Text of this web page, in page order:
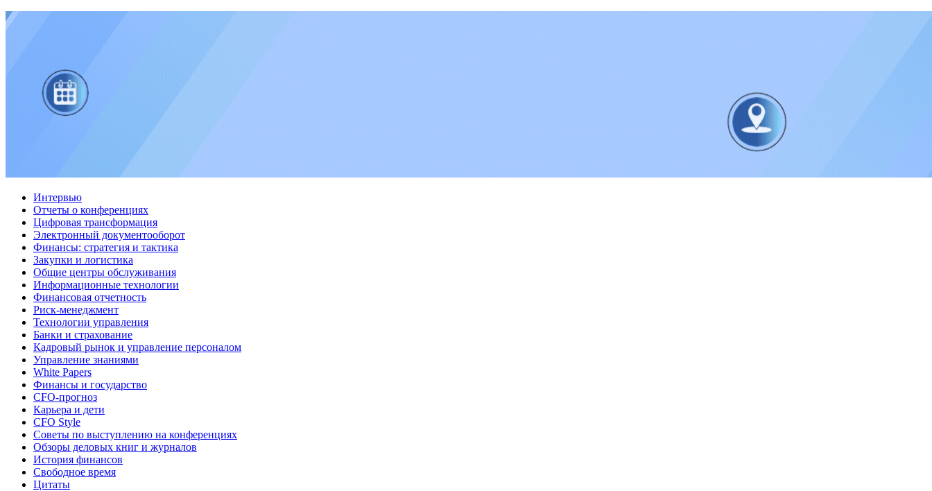
Интервью
Отчеты о конференциях
Цифровая трансформация
Электронный документооборот
Финансы: стратегия и тактика
Закупки и логистика
Общие центры обслуживания
Информационные технологии
Финансовая отчетность
Риск-менеджмент
Технологии управления
Банки и страхование
Кадровый рынок и управление персоналом
Управление знаниями
White Papers
Финансы и государство
CFO-прогноз
Карьера и дети
CFO Style
Советы по выступлению на конференциях
Обзоры деловых книг и журналов
История финансов
Свободное время
Цитаты